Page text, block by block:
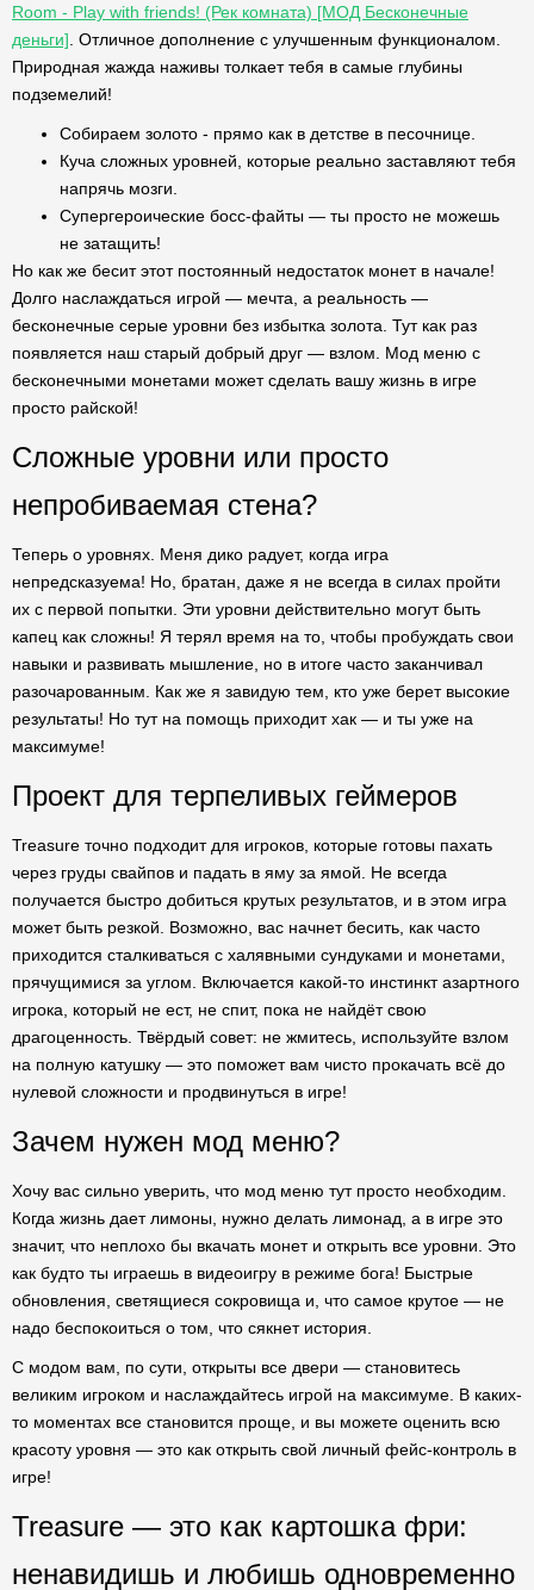
Room - Play with friends! (Рек комната) [МОД Бесконечные
деньги] . Отличное дополнение с улучшенным функционалом.
Природная жажда наживы толкает тебя в самые глубины
подземелий!
Собираем золото - прямо как в детстве в песочнице.
Куча сложных уровней, которые реально заставляют тебя
напрячь мозги.
Супергероические босс-файты — ты просто не можешь
не затащить!
Но как же бесит этот постоянный недостаток монет в начале!
Долго наслаждаться игрой — мечта, а реальность —
бесконечные серые уровни без избытка золота. Тут как раз
появляется наш старый добрый друг — взлом. Мод меню с
бесконечными монетами может сделать вашу жизнь в игре
просто райской!
Сложные уровни или просто
непробиваемая стена?
Теперь о уровнях. Меня дико радует, когда игра
непредсказуема! Но, братан, даже я не всегда в силах пройти
их с первой попытки. Эти уровни действительно могут быть
капец как сложны! Я терял время на то, чтобы пробуждать свои
навыки и развивать мышление, но в итоге часто заканчивал
разочарованным. Как же я завидую тем, кто уже берет высокие
результаты! Но тут на помощь приходит хак — и ты уже на
максимуме!
Проект для терпеливых геймеров
Treasure точно подходит для игроков, которые готовы пахать
через груды свайпов и падать в яму за ямой. Не всегда
получается быстро добиться крутых результатов, и в этом игра
может быть резкой. Возможно, вас начнет бесить, как часто
приходится сталкиваться с халявными сундуками и монетами,
прячущимися за углом. Включается какой-то инстинкт азартного
игрока, который не ест, не спит, пока не найдёт свою
драгоценность. Твёрдый совет: не жмитесь, используйте взлом
на полную катушку — это поможет вам чисто прокачать всё до
нулевой сложности и продвинуться в игре!
Зачем нужен мод меню?
Хочу вас сильно уверить, что мод меню тут просто необходим.
Когда жизнь дает лимоны, нужно делать лимонад, а в игре это
значит, что неплохо бы вкачать монет и открыть все уровни. Это
как будто ты играешь в видеоигру в режиме бога! Быстрые
обновления, светящиеся сокровища и, что самое крутое — не
надо беспокоиться о том, что сякнет история.
С модом вам, по сути, открыты все двери — становитесь
великим игроком и наслаждайтесь игрой на максимуме. В каких-
то моментах все становится проще, и вы можете оценить всю
красоту уровня — это как открыть свой личный фейс-контроль в
игре!
Treasure — это как картошка фри:
ненавидишь и любишь одновременно